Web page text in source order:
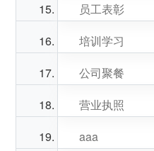
员工表彰
培训学习
公司聚餐
营业执照
aaa